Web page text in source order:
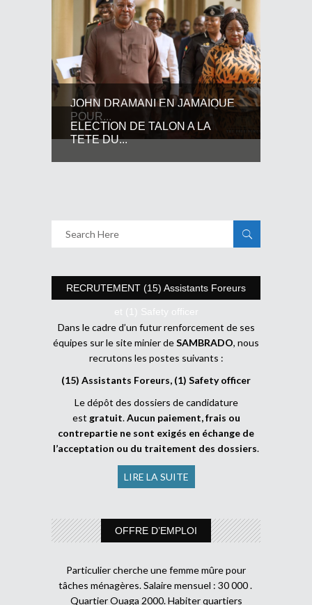
JOHN DRAMANI EN JAMAIQUE
POUR...
ELECTION DE TALON A LA
TETE DU...
RECRUTEMENT (15) Assistants Foreurs
et (1) Safety officer
Dans le cadre d’un futur renforcement de ses
équipes sur le site minier deSAMBRADO, nous
recrutons les postes suivants :
(15) Assistants Foreurs, (1) Safety officer
Le dépôt des dossiers de candidature
est gratuit.Aucun paiement, frais ou
contrepartie ne sont exigés en échange de
l’acceptation ou du traitement des dossiers.
LIRE LA SUITE
OFFRE D’EMPLOI
Particulier cherche une femme mûre pour
tâches ménagères. Salaire mensuel : 30 000 .
Quartier Ouaga 2000. Habiter quartiers